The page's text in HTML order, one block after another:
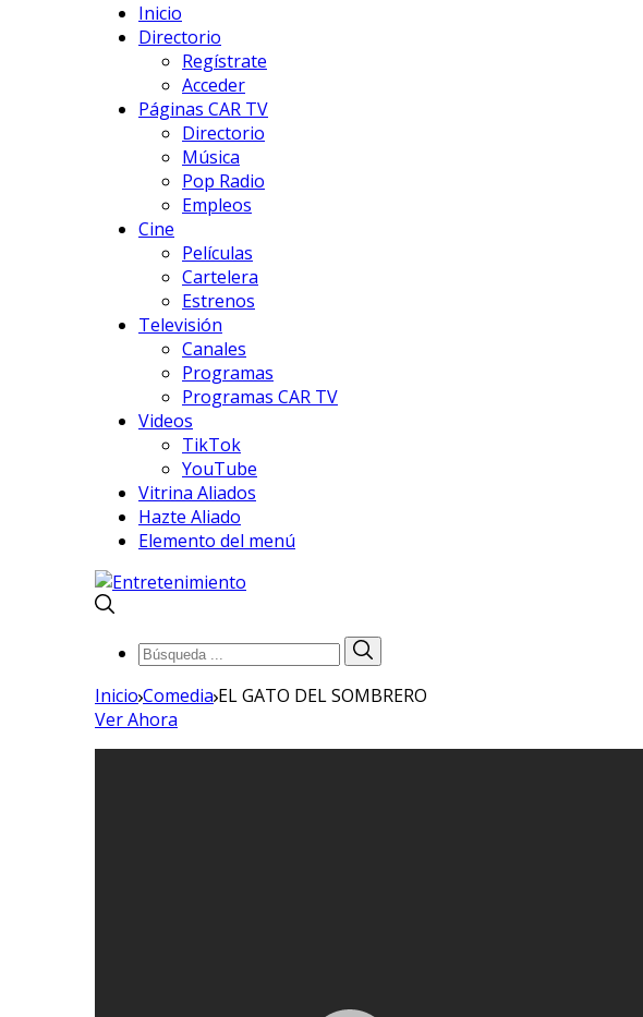
Inicio
Directorio
Regístrate
Acceder
Páginas CAR TV
Directorio
Música
Pop Radio
Empleos
Cine
Películas
Cartelera
Estrenos
Televisión
Canales
Programas
Programas CAR TV
Videos
TikTok
YouTube
Vitrina Aliados
Hazte Aliado
Elemento del menú
Búsqueda
de:
Inicio Comedia EL GATO DEL SOMBRERO
Ver Ahora